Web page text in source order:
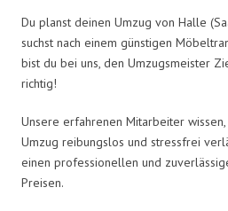
Du planst deinen Umzug von Halle
suchst nach einem günstigen
bist du bei uns, den Umzugsmeister
richtig!
Unsere erfahrenen Mitarbeiter
Umzug reibungslos und stressfrei
einen professionellen und
Preisen.